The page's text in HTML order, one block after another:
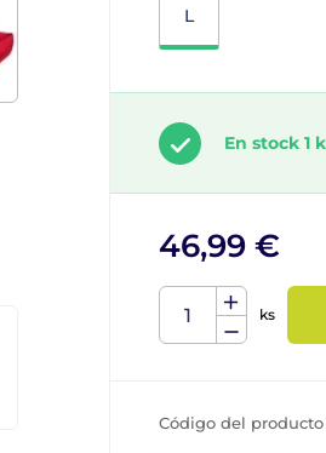
L
En stock 1
46,99 €
ks
Código del producto